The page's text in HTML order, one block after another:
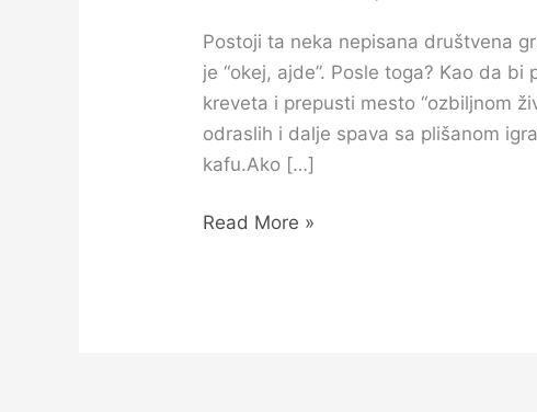
Postoji ta neka nepisana društvena
je “okej, ajde”. Posle toga? Kao da
kreveta i prepusti mesto “ozbiljnom
odraslih i dalje spava sa plišanom
kafu.Ako […]
Read More »